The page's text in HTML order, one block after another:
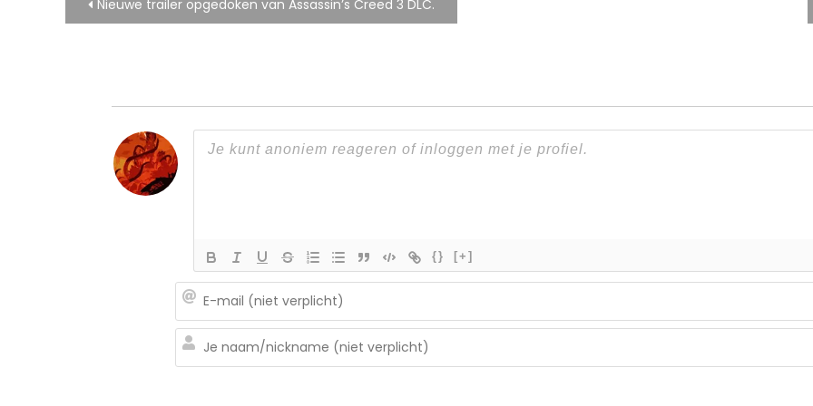
Nieuwe trailer opgedoken van Assassin’s Creed 3 DLC.
{} [+]